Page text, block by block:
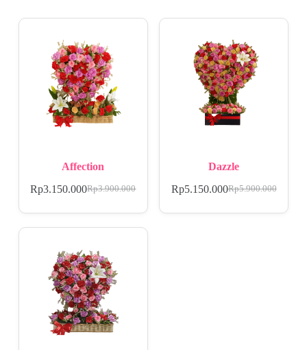
Affection
Rp3.900.000
Rp3.150.000
Dazzle
Rp5.900.000
Rp5.150.000